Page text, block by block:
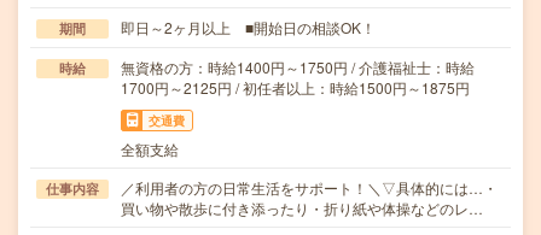
期間 即日～2ヶ月以上 ■開始日の相談OK！
時給
無資格の方：時給1400円～1750円 / 介護福祉士：時給
1700円～2125円 / 初任者以上：時給1500円～1875円
交通費
全額支給
仕事内容
／利用者の方の日常生活をサポート！＼▽具体的には…・
買い物や散歩に付き添ったり・折り紙や体操などのレ…